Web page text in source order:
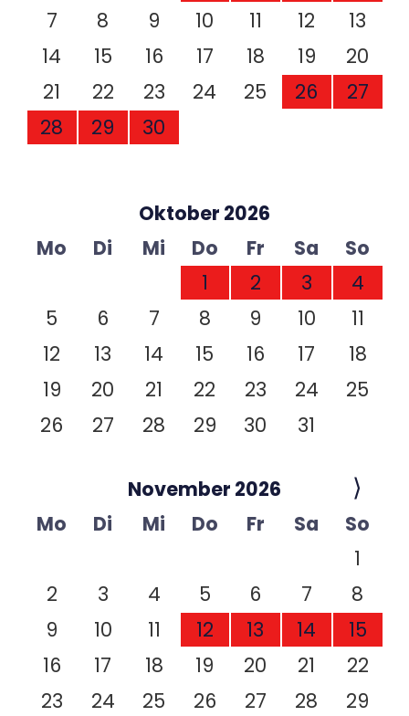
7
8 9 10 11 12
13
14
15 16 17 18 19
20
21
22 23 24 25 26
27
28
29 30
Oktober 2026
Mo
Di Mi Do Fr Sa
So
1
2 3
4
5
6 7 8 9 10
11
12
13 14 15 16 17
18
19
20 21 22 23 24
25
26
27 28 29 30 31
November 2026 ⟩
Mo Di Mi Do Fr Sa
So
1
2
3 4 5 6 7
8
9
10 11 12 13 14
15
16
17 18 19 20 21
22
23
24 25 26 27 28
29